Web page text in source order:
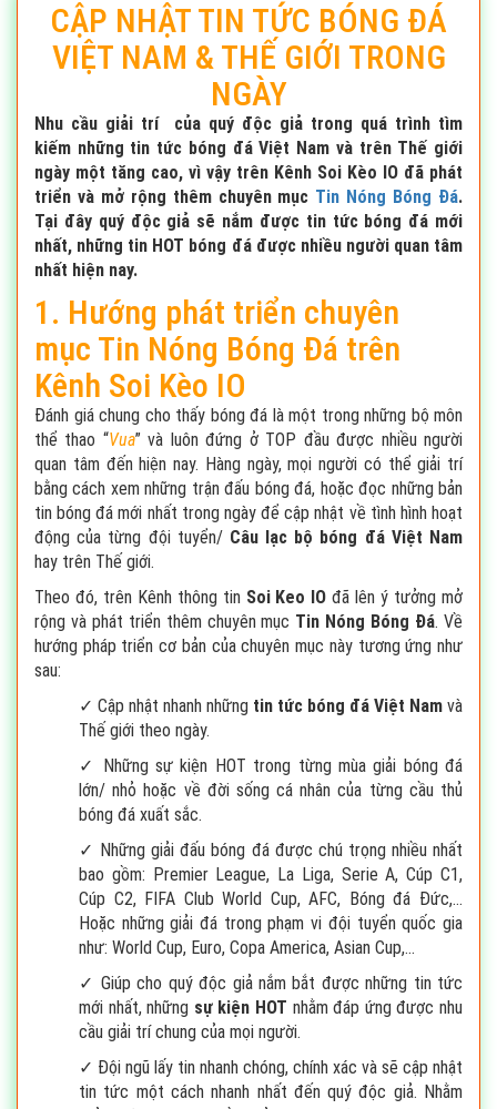
CẬP NHẬT TIN TỨC BÓNG ĐÁ
VIỆT NAM & THẾ GIỚI TRONG
NGÀY
Nhu cầu giải trí của quý độc giả trong quá trình tìm
kiếm những tin tức bóng đá Việt Nam và trên Thế giới
ngày một tăng cao, vì vậy trên Kênh Soi Kèo IO đã phát
triển và mở rộng thêm chuyên mục Tin Nóng Bóng Đá.
Tại đây quý độc giả sẽ nắm được tin tức bóng đá mới
nhất, những tin HOT bóng đá được nhiều người quan tâm
nhất hiện nay.
1. Hướng phát triển chuyên
mục Tin Nóng Bóng Đá trên
Kênh Soi Kèo IO
Đánh giá chung cho thấy bóng đá là một trong những bộ môn
thể thao “Vua” và luôn đứng ở TOP đầu được nhiều người
quan tâm đến hiện nay. Hàng ngày, mọi người có thể giải trí
bằng cách xem những trận đấu bóng đá, hoặc đọc những bản
tin bóng đá mới nhất trong ngày để cập nhật về tình hình hoạt
động của từng đội tuyển/ Câu lạc bộ bóng đá Việt Nam
hay trên Thế giới.
Theo đó, trên Kênh thông tin Soi Keo IO đã lên ý tưởng mở
rộng và phát triển thêm chuyên mục Tin Nóng Bóng Đá. Về
hướng pháp triển cơ bản của chuyên mục này tương ứng như
sau:
✓ Cập nhật nhanh những tin tức bóng đá Việt Nam và
Thế giới theo ngày.
✓ Những sự kiện HOT trong từng mùa giải bóng đá
lớn/ nhỏ hoặc về đời sống cá nhân của từng cầu thủ
bóng đá xuất sắc.
✓ Những giải đấu bóng đá được chú trọng nhiều nhất
bao gồm: Premier League, La Liga, Serie A, Cúp C1,
Cúp C2, FIFA Club World Cup, AFC, Bóng đá Đức,…
Hoặc những giải đá trong phạm vi đội tuyển quốc gia
như: World Cup, Euro, Copa America, Asian Cup,…
✓ Giúp cho quý độc giả nắm bắt được những tin tức
mới nhất, những sự kiện HOT nhằm đáp ứng được nhu
cầu giải trí chung của mọi người.
✓ Đội ngũ lấy tin nhanh chóng, chính xác và sẽ cập nhật
tin tức một cách nhanh nhất đến quý độc giả. Nhằm